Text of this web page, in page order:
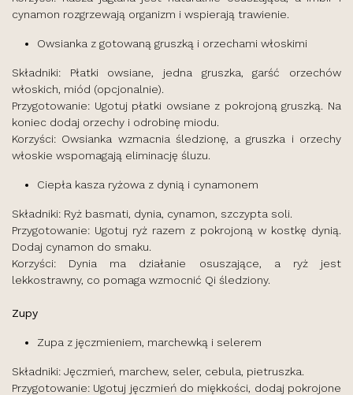
cynamon rozgrzewają organizm i wspierają trawienie.
Owsianka z gotowaną gruszką i orzechami włoskimi
Składniki: Płatki owsiane, jedna gruszka, garść orzechów
włoskich, miód (opcjonalnie).
Przygotowanie: Ugotuj płatki owsiane z pokrojoną gruszką. Na
koniec dodaj orzechy i odrobinę miodu.
Korzyści: Owsianka wzmacnia śledzionę, a gruszka i orzechy
włoskie wspomagają eliminację śluzu.
Ciepła kasza ryżowa z dynią i cynamonem
Składniki: Ryż basmati, dynia, cynamon, szczypta soli.
Przygotowanie: Ugotuj ryż razem z pokrojoną w kostkę dynią.
Dodaj cynamon do smaku.
Korzyści: Dynia ma działanie osuszające, a ryż jest
lekkostrawny, co pomaga wzmocnić Qi śledziony.
Zupy
Zupa z jęczmieniem, marchewką i selerem
Składniki: Jęczmień, marchew, seler, cebula, pietruszka.
Przygotowanie: Ugotuj jęczmień do miękkości, dodaj pokrojone